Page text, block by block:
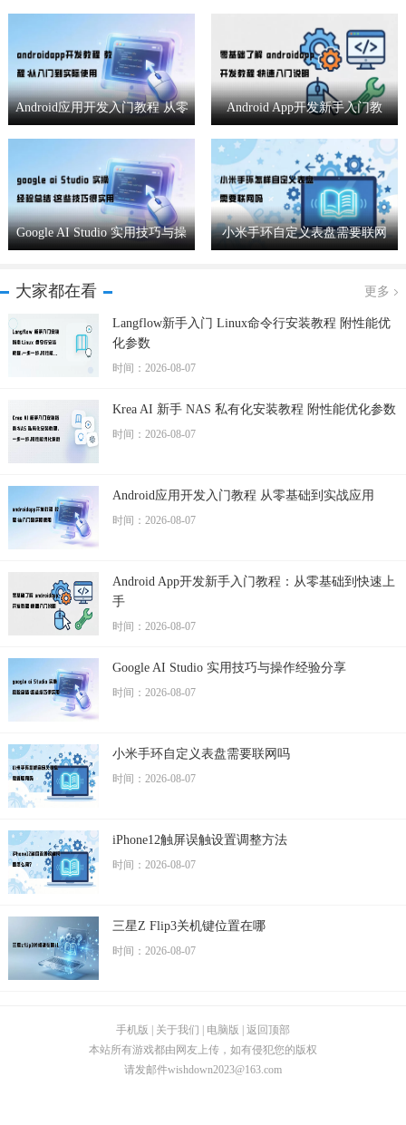
Android应用开发入门教程 从零
基础到实战应用
Android App开发新手入门教
程：从零基础到快速上手
Google AI Studio 实用技巧与操
作经验分享
小米手环自定义表盘需要联网
吗
大家都在看 更多
Langflow新手入门 Linux命令行安装教程 附性能优
化参数
时间：2026-08-07
Krea AI 新手 NAS 私有化安装教程 附性能优化参数
时间：2026-08-07
Android应用开发入门教程 从零基础到实战应用
时间：2026-08-07
Android App开发新手入门教程：从零基础到快速上
手
时间：2026-08-07
Google AI Studio 实用技巧与操作经验分享
时间：2026-08-07
小米手环自定义表盘需要联网吗
时间：2026-08-07
iPhone12触屏误触设置调整方法
时间：2026-08-07
三星Z Flip3关机键位置在哪
时间：2026-08-07
手机版 关于我们 电脑版
返回顶部
本站所有游戏都由网友上传，如有侵犯您的版权
请发邮件wishdown2023@163.com